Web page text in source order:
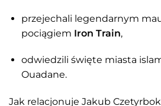
przejechali legendarnym
pociągiem Iron Train,
odwiedzili święte miasta
Ouadane.
Jak relacjonuje Jakub